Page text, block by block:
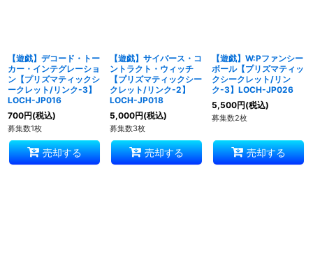
【遊戯】デコード・トー
カー・インテグレーショ
ン【プリズマティックシ
ークレット/リンク-3】
LOCH-JP016
700円(税込)
募集数1枚
売却する
【遊戯】サイバース・コ
ントラクト・ウィッチ
【プリズマティックシー
クレット/リンク-2】
LOCH-JP018
5,000円(税込)
募集数3枚
売却する
【遊戯】W:Pファンシー
ボール【プリズマティッ
クシークレット/リン
ク-3】LOCH-JP026
5,500円(税込)
募集数2枚
売却する